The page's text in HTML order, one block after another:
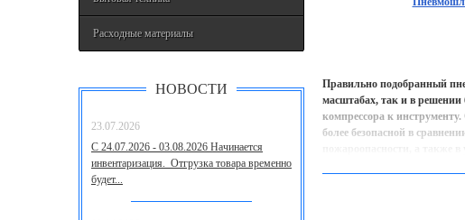
Расходные материалы
НОВОСТИ
23.07.2026
С 24.07.2026 - 03.08.2026 Начинается
инвентаризация. Отгрузка товара временно
будет...
Правильно подобранный
масштабах, так и в решении
компрессора к
более безопасной в